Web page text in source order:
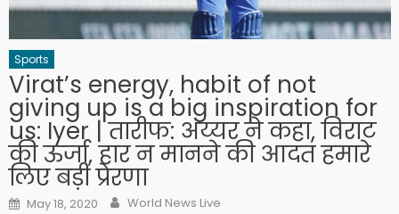
Sports
Virat’s energy, habit of not
giving up is a big inspiration for
us: Iyer | तारीफ: अय्यर ने कहा, विराट
की ऊर्जा, हार न मानने की आदत हमारे
लिए बड़ी प्रेरणा
Posted on
May 18, 2020 Author
World News Live